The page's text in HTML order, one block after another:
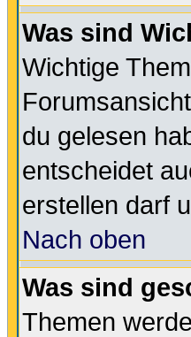
Was sind
Wichtige
du gelesen
entscheidet
erstellen darf
Nach oben
Was sind
Themen